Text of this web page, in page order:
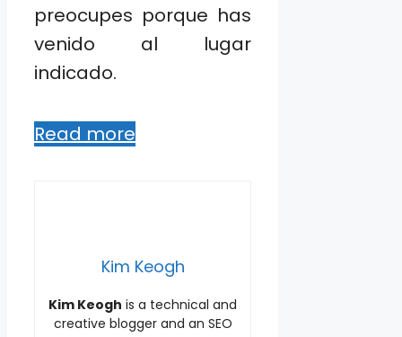
preocupes porque has
venido al lugar
indicado.
Read more
Kim Keogh
Kim Keogh is a technical and
creative blogger and an SEO